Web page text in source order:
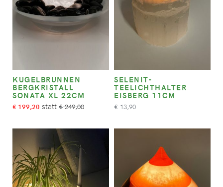
KUGELBRUNNEN
BERGKRISTALL
SONATA XL 22CM
€ 199,20 €249,00
SELENIT-
TEELICHTHALTER
EISBERG 11CM
€ 13,90